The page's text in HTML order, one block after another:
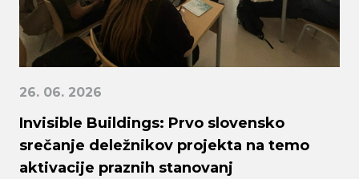
26. 06. 2026
Invisible Buildings: Prvo slovensko
srečanje deležnikov projekta na temo
aktivacije praznih stanovanj